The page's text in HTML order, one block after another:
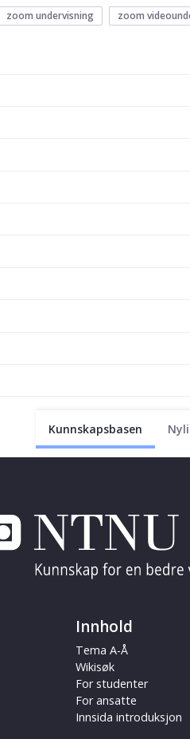
Kunnskapsbasen
zoom undervisning zoom
Innhold
Tema A-Å
Wikisøk
For studenter
For ansatte
Innsida introduksjon